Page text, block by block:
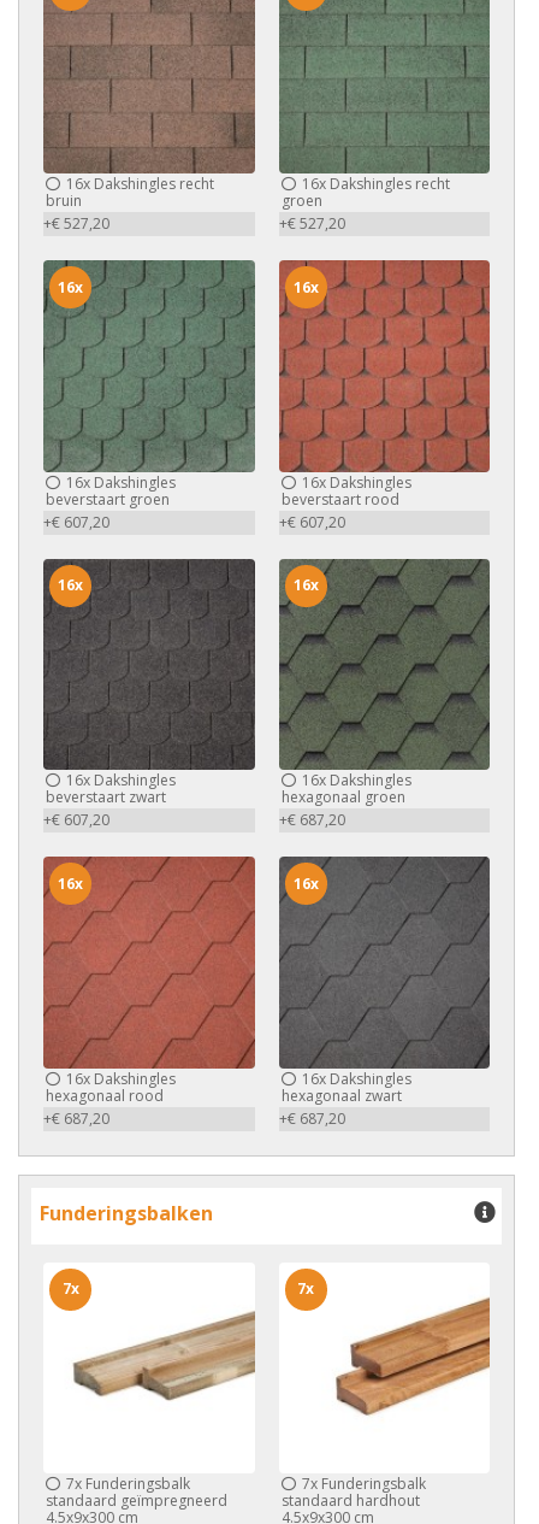
16x Dakshingles recht
bruin
+€ 527,20
16xDakshingles recht
groen
+€ 527,20
16x Dakshingles
beverstaart groen
+€ 607,20
16x
16xDakshingles
beverstaart rood
+€ 607,20
16x
16x Dakshingles
beverstaart zwart
+€ 607,20
16x
16xDakshingles
hexagonaal groen
+€ 687,20
16x
16x Dakshingles
hexagonaal rood
+€ 687,20
16x
16xDakshingles
hexagonaal zwart
+€ 687,20
16x
Funderingsbalken
7x Funderingsbalk
standaard geïmpregneerd
4.5x9x300 cm
7x
7xFunderingsbalk
standaard hardhout
4.5x9x300 cm
7x